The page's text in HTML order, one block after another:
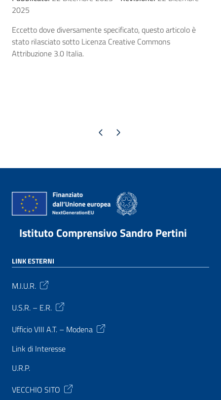
2025
Eccetto dove diversamente specificato, questo articolo è
stato rilasciato sotto Licenza Creative Commons
Attribuzione 3.0 Italia.
Pagina precedente
Pagina successiva
Istituto Comprensivo Sandro Pertini
LINK ESTERNI
M.I.U.R.
U.S.R. – E.R.
Ufficio VIII A.T. – Modena
Link di Interesse
U.R.P.
VECCHIO SITO